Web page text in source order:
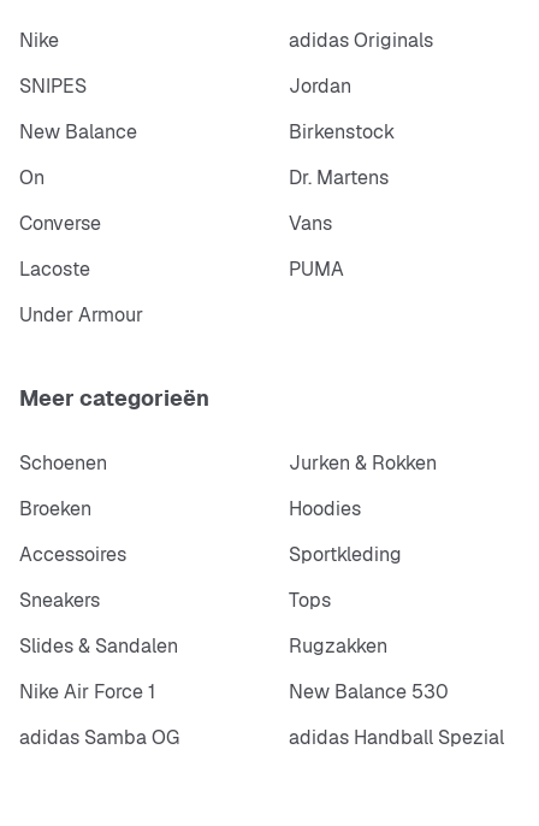
Nike
adidas Originals
SNIPES
Jordan
New Balance
Birkenstock
On
Dr. Martens
Converse
Vans
Lacoste
PUMA
Under Armour
Meer categorieën
Schoenen
Jurken & Rokken
Broeken
Hoodies
Accessoires
Sportkleding
Sneakers
Tops
Slides & Sandalen
Rugzakken
Nike Air Force 1
New Balance 530
adidas Samba OG
adidas Handball Spezial